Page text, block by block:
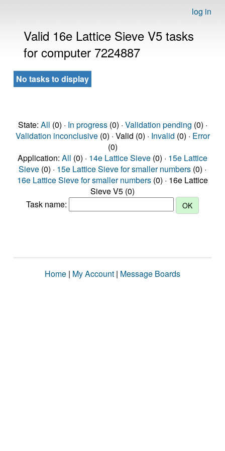
log in
Valid 16e Lattice Sieve V5 tasks
for computer 7224887
No tasks to display
State: All (0) · In progress(0) · Validation pending (0) ·
Validation inconclusive(0) · Valid (0) · Invalid (0) · Error
(0)
Application: All (0) · 14e Lattice Sieve (0) · 15e Lattice
Sieve (0) · 15e Lattice Sieve for smaller numbers (0) ·
16e Lattice Sieve for smaller numbers (0) · 16e Lattice
Sieve V5 (0)
Task name:
Home | My Account | Message Boards